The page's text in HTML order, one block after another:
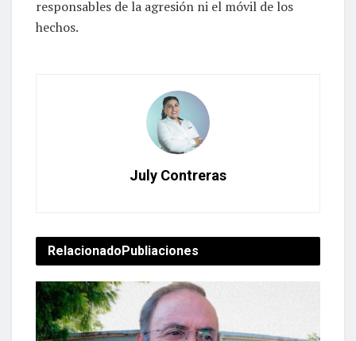
responsables de la agresión ni el móvil de los
hechos.
July Contreras
RelacionadoPubliaciones